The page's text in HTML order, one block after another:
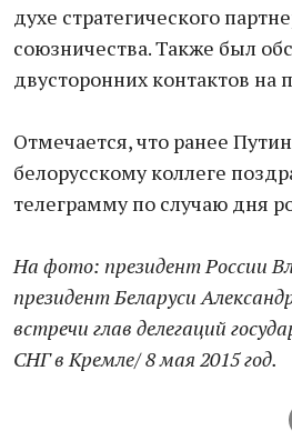
духе стратегического
союзничества. Также был
двусторонних контактов на
Отмечается, что ранее
белорусскому коллеге
телеграмму по случаю дня
На фото: президент России
президент Беларуси
встречи глав делегаций
СНГ в Кремле/ 8 мая 2015 год.